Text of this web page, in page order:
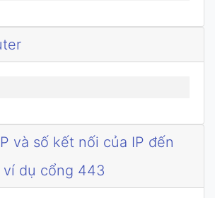
và số kết nối của IP đến
ví dụ cổng 443